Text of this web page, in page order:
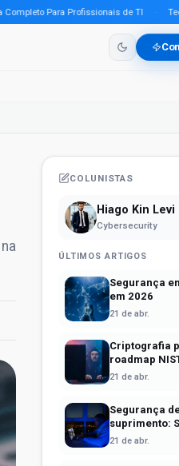
Para Profissionais de TI ·
COLUNISTAS
Hiago Kin Levi
Cybersecurity
ÚLTIMOS ARTIGOS
Segurança
em 2026
21 de abr.
Criptografia
roadmap
21 de abr.
Segurança
suprimento:
Sigstore
21 de abr.